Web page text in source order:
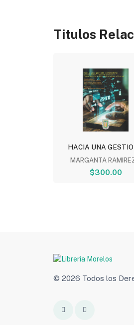
Titulos
HACIA UNA
MARGANTA
$300.00
© 2026 Todos los